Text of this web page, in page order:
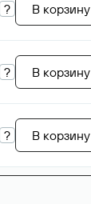
? В корзину
? В корзину
? В корзину